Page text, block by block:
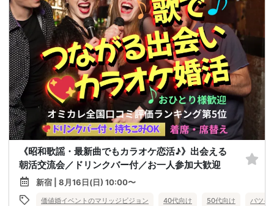
《昭和歌謡・最新曲でもカラオケ恋活♪》出会える
朝活交流会／ドリンクバー付／お一人参加大歓迎
新宿 | 8月16日(日) 10:00〜
価値婚イベントのマリッジビジョン 40代向け 50代向け バツイ